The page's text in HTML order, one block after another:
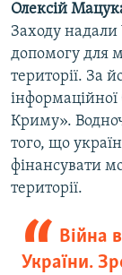
Олексій
Заходу надали
допомогу для
території. За
інформаційної
Криму».
того, що
фінансувати
території.
Війна
України.